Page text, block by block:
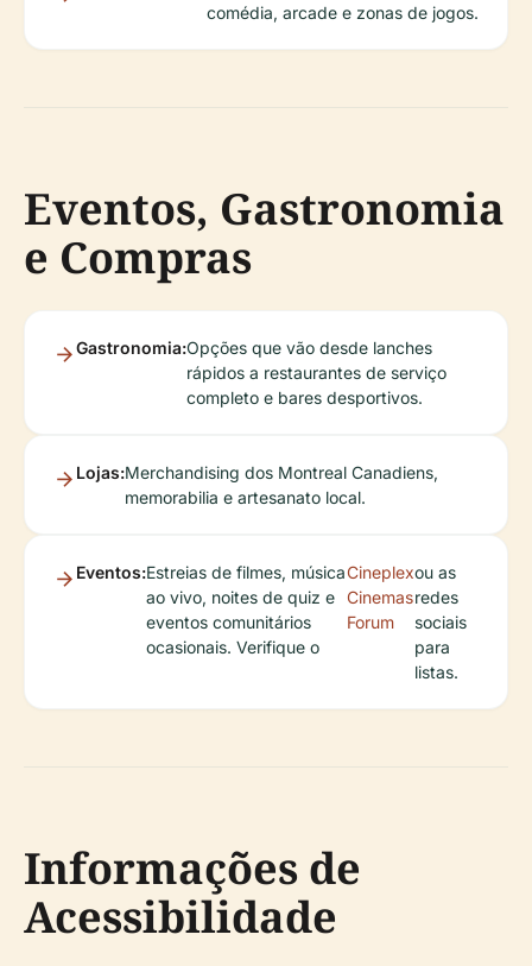
comédia, arcade e zonas de jogos.
Eventos, Gastronomia
e Compras
Gastronomia:Opções que vão desde lanches
rápidos a restaurantes de serviço
completo e bares desportivos.
Lojas:Merchandising dos Montreal Canadiens,
memorabilia e artesanato local.
Eventos:Estreias de filmes, música
ao vivo, noites de quiz e
eventos comunitários
ocasionais. Verifique o
Cineplex
Cinemas
Forum
ou as
redes
sociais
para
listas.
Informações de
Acessibilidade